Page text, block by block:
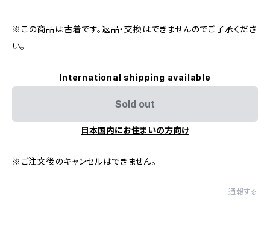
※この商品は古着です。返品・交換はできませんのでご了承くださ
い。
International shipping available
Sold out
日本国内にお住まいの方向け
※ご注文後のキャンセルはできません。
通報する